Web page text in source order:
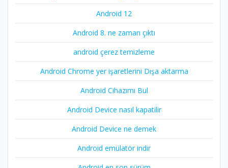
Android 12
Android 8. ne zaman çıktı
android çerez temizleme
Android Chrome yer işaretlerini Dışa aktarma
Android Cihazımı Bul
Android Device nasıl kapatilir
Android Device ne demek
Android emülatör indir